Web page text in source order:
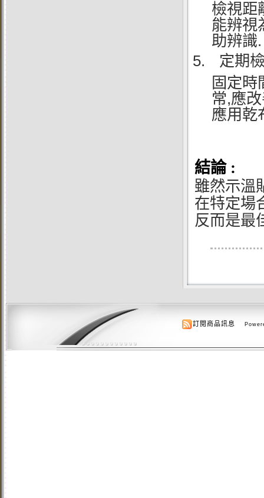
檢視距
能辨視
助辨識.
5.
定期
固定時
常,應
應用乾
結論 :
雖然示溫
在特定場
反而是最
訂閱商品訊息